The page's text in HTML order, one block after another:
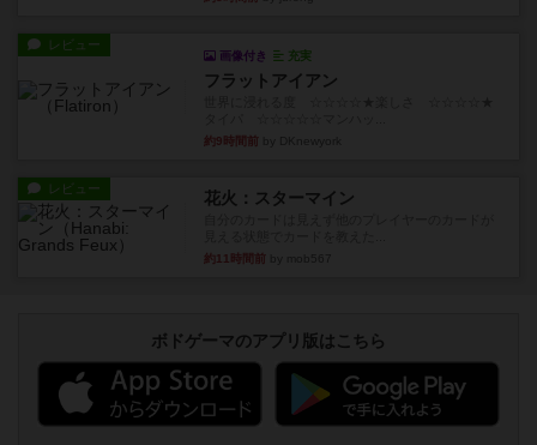
レビュー
画像付き 充実
フラットアイアン
約9時間前
レビュー 花火：スターマイン
約11時間前
ボドゲーマのアプリ版はこちら